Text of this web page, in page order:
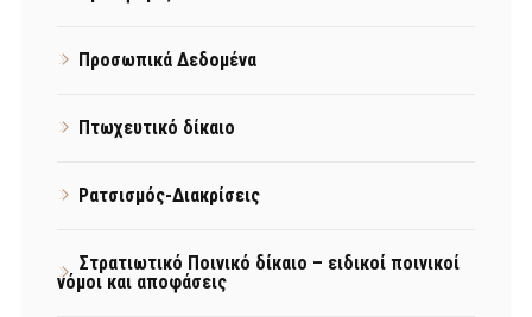
Προσωπικά Δεδομένα
Πτωχευτικό δίκαιο
Ρατσισμός-Διακρίσεις
Στρατιωτικό Ποινικό δίκαιο – ειδικοί ποινικοί
νόμοι και αποφάσεις